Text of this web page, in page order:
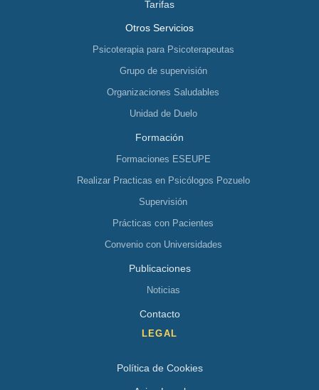
Tarifas
Otros Servicios
Psicoterapia para Psicoterapeutas
Grupo de supervisión
Organizaciones Saludables
Unidad de Duelo
Formación
Formaciones ESEUPE
Realizar Practicas en Psicólogos Pozuelo
Supervisión
Prácticas con Pacientes
Convenio con Universidades
Publicaciones
Noticias
Contacto
LEGAL
Política de Cookies